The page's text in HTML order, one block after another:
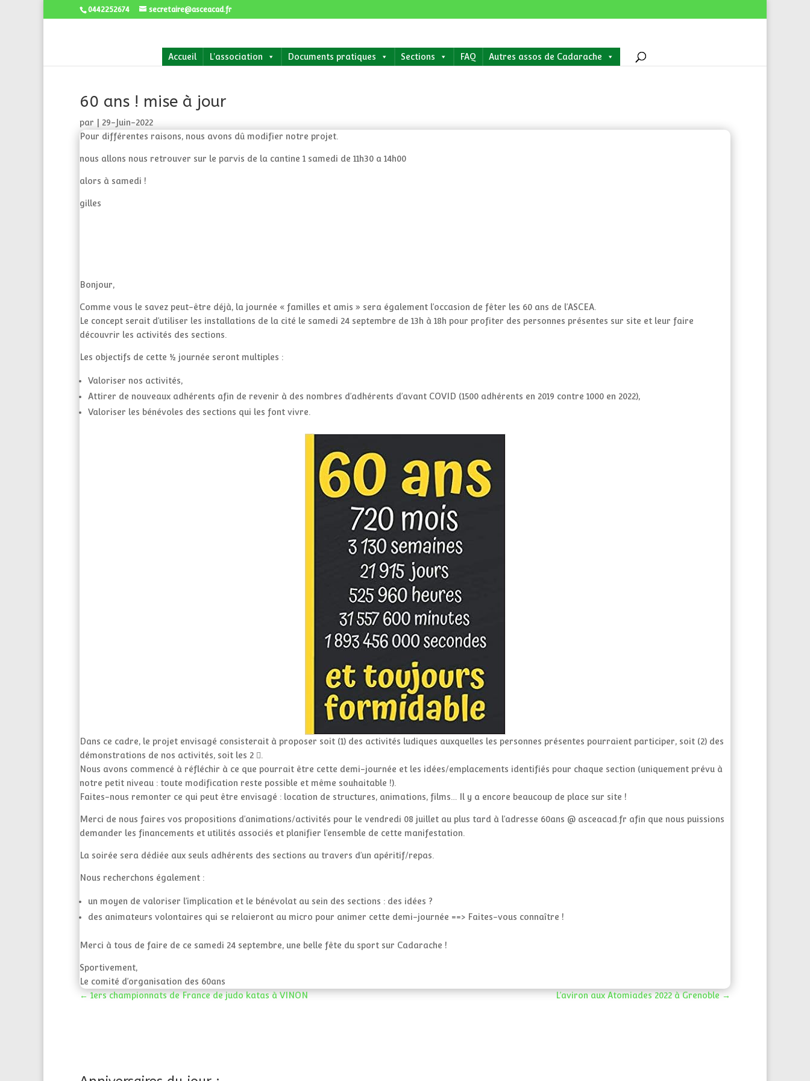
0442252674 secretaire@asceacad.fr
Accueil L'association Documents pratiques Sections FAQ Autres assos de Cadarache
60 ans ! mise à jour
par
29-Juin-2022
Pour différentes raisons, nous avons dû modifier notre projet.
nous allons nous retrouver sur le parvis de la cantine 1 samedi de 11h30 a 14h00
alors à samedi !
gilles
Bonjour,
Comme vous le savez peut-être déjà, la journée « familles et amis » sera également l’occasion de fêter les 60 ans de l’ASCEA.
Le concept serait d’utiliser les installations de la cité le samedi 24 septembre de 13h à 18h pour profiter des personnes présentes sur site et leur faire
découvrir les activités des sections.
Les objectifs de cette ½ journée seront multiples :
Valoriser nos activités,
Attirer de nouveaux adhérents afin de revenir à des nombres d’adhérents d’avant COVID (1500 adhérents en 2019 contre 1000 en 2022),
Valoriser les bénévoles des sections qui les font vivre.
Dans ce cadre, le projet envisagé consisterait à proposer soit (1) des activités ludiques auxquelles les personnes présentes pourraient participer, soit (2) des
démonstrations de nos activités, soit les 2 .
Nous avons commencé à réfléchir à ce que pourrait être cette demi-journée et les idées/emplacements identifiés pour chaque section (uniquement prévu à
notre petit niveau : toute modification reste possible et même souhaitable !).
Faites-nous remonter ce qui peut être envisagé : location de structures, animations, films… Il y a encore beaucoup de place sur site !
Merci de nous faires vos propositions d’animations/activités pour le vendredi 08 juillet au plus tard à l’adresse 60ans @ asceacad.fr afin que nous puissions
demander les financements et utilités associés et planifier l’ensemble de cette manifestation.
La soirée sera dédiée aux seuls adhérents des sections au travers d’un apéritif/repas.
Nous recherchons également :
un moyen de valoriser l’implication et le bénévolat au sein des sections : des idées ?
des animateurs volontaires qui se relaieront au micro pour animer cette demi-journée ==> Faites-vous connaître !
Merci à tous de faire de ce samedi 24 septembre, une belle fête du sport sur Cadarache !
Sportivement,
Le comité d’organisation des 60ans
← 1ers championnats de France de judo katas à VINON L’aviron aux Atomiades 2022 à Grenoble →